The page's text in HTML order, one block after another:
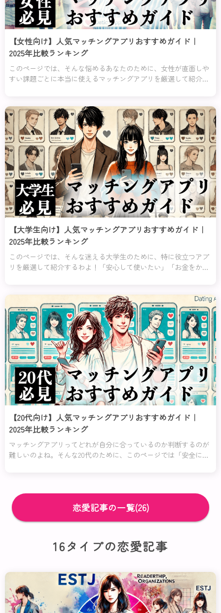
【女性向け】人気マッチングアプリおすすめガイド｜
2025年比較ランキング
このページでは、そんな悩めるあなたのために、女性が直面しや
すい課題ごとに本当に使えるマッチングアプリを厳選して紹介す
たり応えるアプリをランキング形式でまとめたの。
【大学生向け】人気マッチングアプリおすすめガイド｜
2025年比較ランキング
このページでは、そんな迷える大学生のために、特に役立つアプ
リを厳選して紹介するわよ！「安心して使いたい」「お金をかけ
でまとめてみたの。
【20代向け】人気マッチングアプリおすすめガイド｜
2025年比較ランキング
マッチングアプリってどれが自分に合っているのか判断するのが
難しいのよね。そんな20代のために、このページでは「安全に使
恋愛記事の一覧(26)
16タイプの恋愛記事